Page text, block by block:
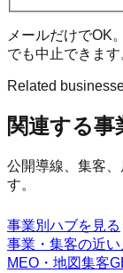
メールだけでOK
でも中止できます
Related
関連する事
公開導線、集客
す。
事業別ハブを見る
事業・集客の近い
MEO・地図集客